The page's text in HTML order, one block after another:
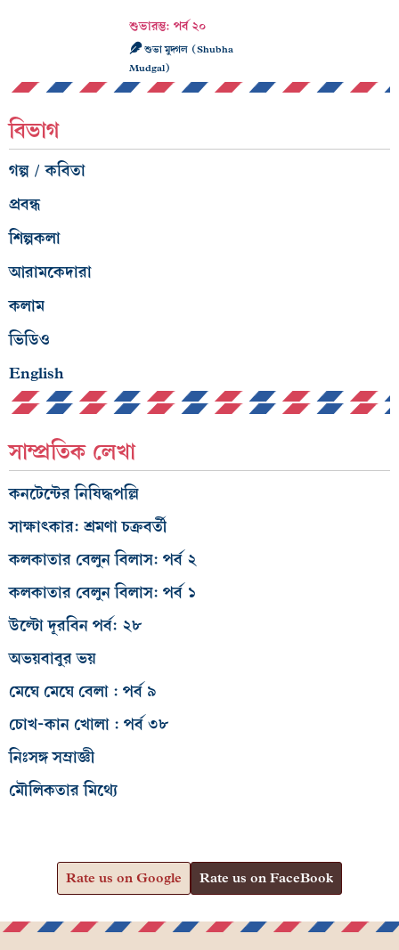
শুভারম্ভ: পর্ব ২০
শুভা মুদ্গল (Shubha
Mudgal)
বিভাগ
গল্প / কবিতা
প্রবন্ধ
শিল্পকলা
আরামকেদারা
কলাম
ভিডিও
English
সাম্প্রতিক লেখা
কনটেন্টের নিষিদ্ধপল্লি
সাক্ষাৎকার: শ্রমণা চক্রবর্তী
কলকাতার বেলুন বিলাস: পর্ব ২
কলকাতার বেলুন বিলাস: পর্ব ১
উল্টো দূরবিন পর্ব: ২৮
অভয়বাবুর ভয়
মেঘে মেঘে বেলা : পর্ব ৯
চোখ-কান খোলা : পর্ব ৩৮
নিঃসঙ্গ সম্রাজ্ঞী
মৌলিকতার মিথ্যে
Rate us on Google Rate us on FaceBook